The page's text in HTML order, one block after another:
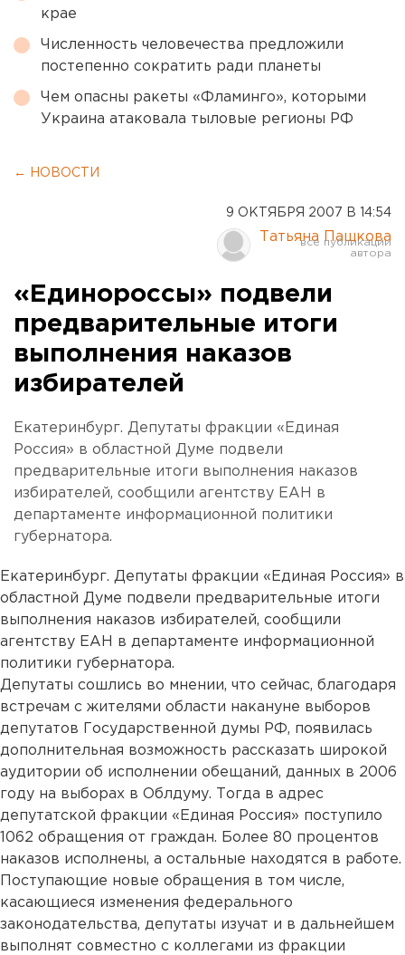
крае
Численность человечества предложили
постепенно сократить ради планеты
Чем опасны ракеты «Фламинго», которыми
Украина атаковала тыловые регионы РФ
← НОВОСТИ
9 ОКТЯБРЯ 2007 В 14:54
Татьяна Пашкова
«Единороссы» подвели
предварительные итоги
выполнения наказов
избирателей
Екатеринбург. Депутаты фракции «Единая
Россия» в областной Думе подвели
предварительные итоги выполнения наказов
избирателей, сообщили агентству ЕАН в
департаменте информационной политики
губернатора.
Екатеринбург. Депутаты фракции «Единая Россия» в
областной Думе подвели предварительные итоги
выполнения наказов избирателей, сообщили
агентству ЕАН в департаменте информационной
политики губернатора.
Депутаты сошлись во мнении, что сейчас, благодаря
встречам с жителями области накануне выборов
депутатов Государственной думы РФ, появилась
дополнительная возможность рассказать широкой
аудитории об исполнении обещаний, данных в 2006
году на выборах в Облдуму. Тогда в адрес
депутатской фракции «Единая Россия» поступило
1062 обращения от граждан. Более 80 процентов
наказов исполнены, а остальные находятся в работе.
Поступающие новые обращения в том числе,
касающиеся изменения федерального
законодательства, депутаты изучат и в дальнейшем
выполнят совместно с коллегами из фракции